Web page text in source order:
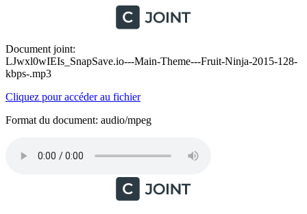
Document joint:
LJwxl0wIEIs_SnapSave.io---Main-Theme---Fruit-Ninja-2015-128-
kbps-.mp3
Cliquez pour accéder au fichier
Format du document: audio/mpeg